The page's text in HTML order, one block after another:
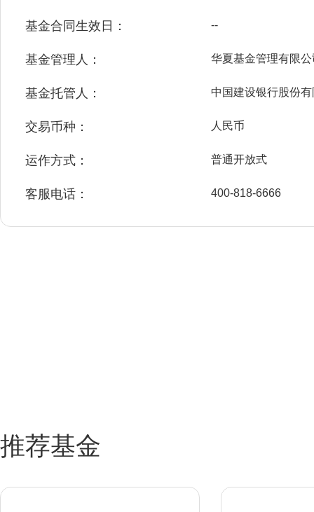
基金合同生效日： --
基金管理人： 华夏基金管理有限公
基金托管人： 中国建设银行股份
交易币种： 人民币
运作方式： 普通开放式
客服电话： 400-818-6666
推荐基金